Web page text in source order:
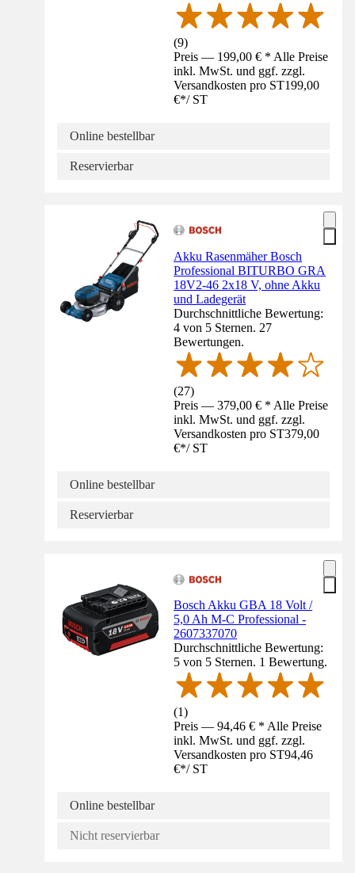
(9)
Preis — 199,00 € * Alle Preise
inkl. MwSt. und ggf. zzgl.
Versandkosten pro ST199,00
€*/ ST
Online bestellbar
Reservierbar
Akku Rasenmäher Bosch
Professional BITURBO GRA
18V2-46 2x18 V, ohne Akku
und Ladegerät
Durchschnittliche Bewertung:
4 von 5 Sternen. 27
Bewertungen.
(27)
Preis — 379,00 € * Alle Preise
inkl. MwSt. und ggf. zzgl.
Versandkosten pro ST379,00
€*/ ST
Online bestellbar
Reservierbar
Bosch Akku GBA 18 Volt /
5,0 Ah M-C Professional -
2607337070
Durchschnittliche Bewertung:
5 von 5 Sternen. 1 Bewertung.
(1)
Preis — 94,46 € * Alle Preise
inkl. MwSt. und ggf. zzgl.
Versandkosten pro ST94,46
€*/ ST
Online bestellbar
Nicht reservierbar